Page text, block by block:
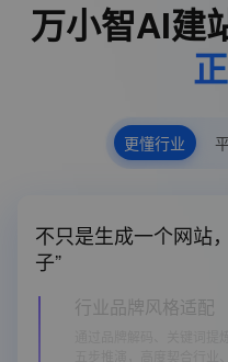
万小智AI建
更懂行业
不只是生成一个网站
子”
行业品牌风格适配